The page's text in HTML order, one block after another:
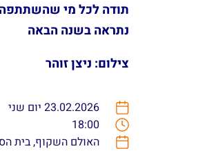
תודה לכל מי שהשתתפה
נתראה בשנה הבאה
צילום: ניצן זוהר
23.02.2026 יום שני
18:00
האולם השקוף, בית